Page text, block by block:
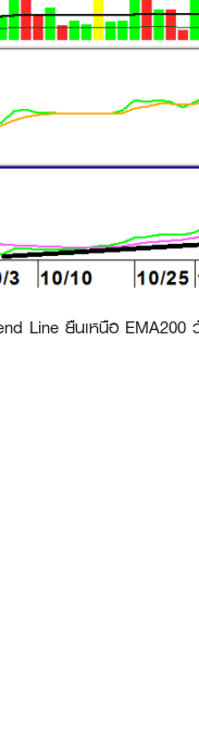
Line ยืนเหนือ EMA200